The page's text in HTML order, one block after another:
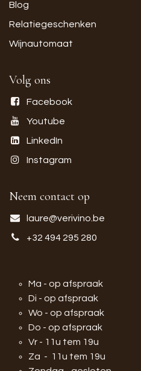
Blog
Relatiegeschenken
Wijnautomaat
Volg ons
Facebook
Youtube
LinkedIn
Instagram
Neem contact op
laure@verivino.be
+32 494 295 280
Ma - op afspraak
Di - op afspraak
Wo - op afspraak
Do - op afspraak
Vr - 11u tem 19u
Za - 11u tem 19u